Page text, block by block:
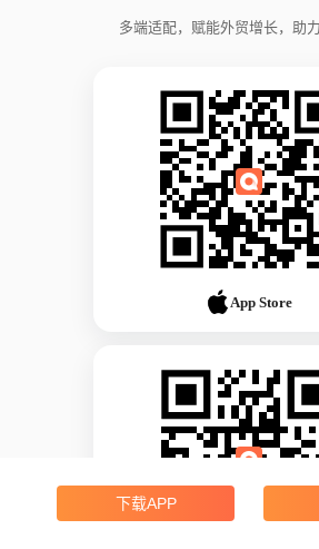
多端适配，赋能外贸增长，助
App Store
下载APP